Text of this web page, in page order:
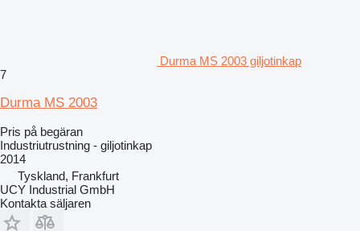
Durma MS 2003 giljotinkap
7
Durma MS 2003
Pris på begäran
Industriutrustning - giljotinkap
2014
Tyskland, Frankfurt
UCY Industrial GmbH
Kontakta säljaren